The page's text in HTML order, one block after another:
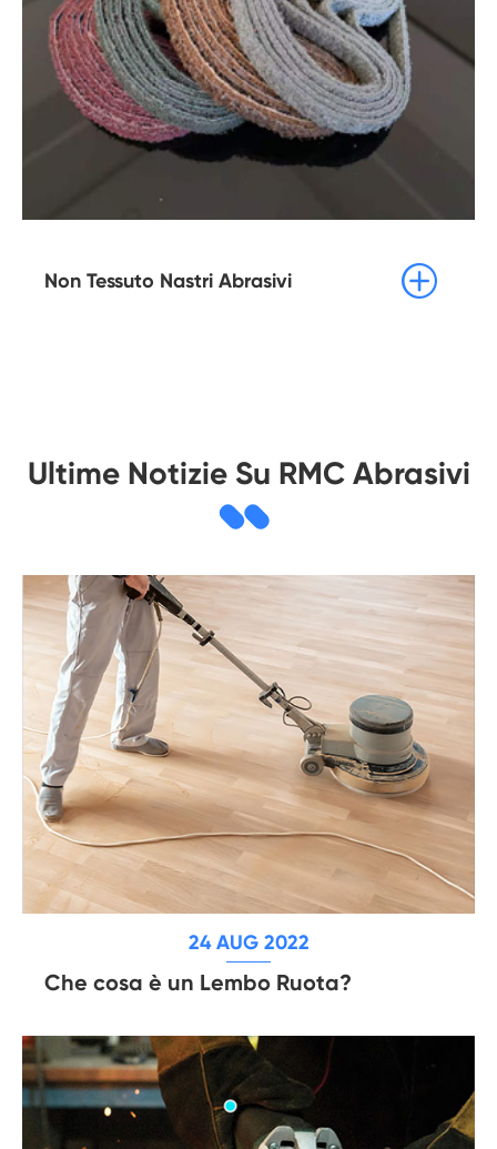
Non Tessuto Nastri Abrasivi 
Ultime Notizie Su RMC Abrasivi
24 AUG 2022
Che cosa è un Lembo Ruota?